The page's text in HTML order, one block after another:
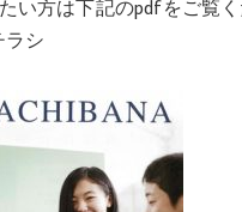
い方は下記のpdfをご覧く
ラシ